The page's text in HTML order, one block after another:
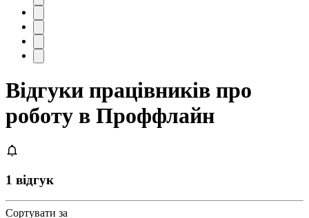
Відгуки працівників про
роботу в Проффлайн
1 відгук
Сортувати за